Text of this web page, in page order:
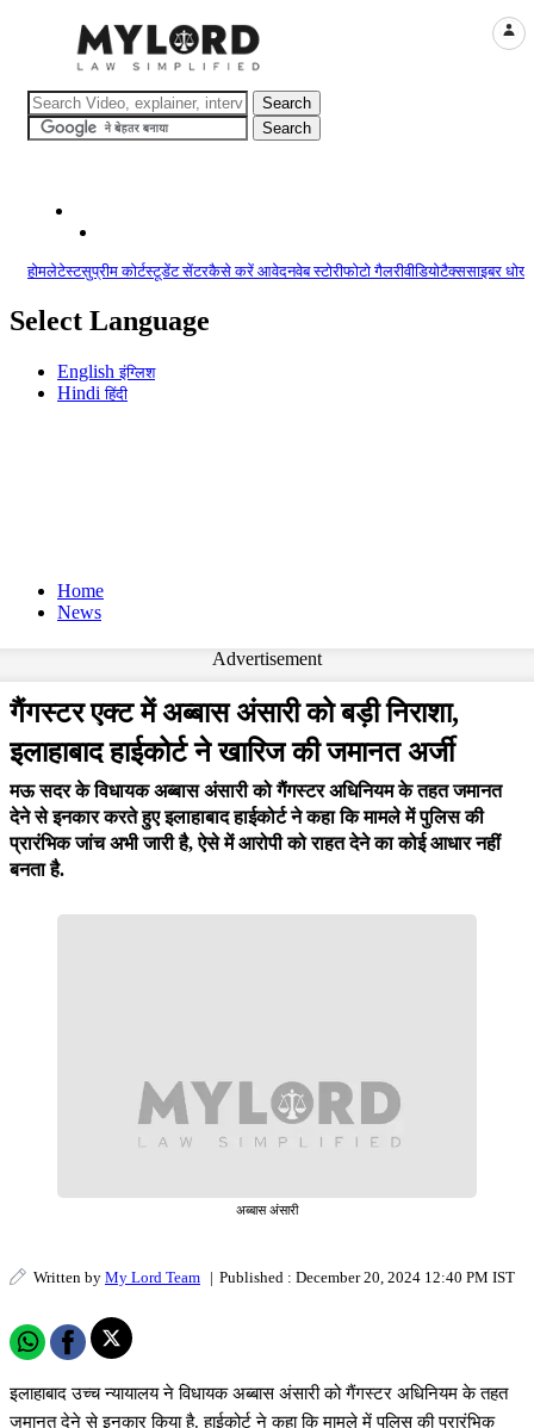
होमलेटेस्टसुप्रीम कोर्टस्टूडेंट सेंटरकैसे करें आवेदनवेब स्टोरीफोटो गैलरीवीडियोटैक्ससाइबर
Select Language
Englishइंग्लिश
Hindiहिंदी
Home
News
Advertisement
गैंगस्टर एक्ट में अब्बास अंसारी को बड़ी निराशा,
इलाहाबाद हाईकोर्ट ने खारिज की जमानत अर्जी
मऊ सदर के विधायक अब्बास अंसारी को गैंगस्टर अधिनियम के तहत जमानत
देने से इनकार करते हुए इलाहाबाद हाईकोर्ट ने कहा कि मामले में पुलिस की
प्रारंभिक जांच अभी जारी है, ऐसे में आरोपी को राहत देने का कोई आधार नहीं
बनता है.
अब्बास अंसारी
Written by My Lord Team | Published : December 20, 2024 12:40 PM IST
इलाहाबाद उच्च न्यायालय ने विधायक अब्बास अंसारी को गैंगस्टर अधिनियम के तहत
जमानत देने से इनकार किया है. हाईकोर्ट ने कहा कि मामले में पुलिस की प्रारंभिक